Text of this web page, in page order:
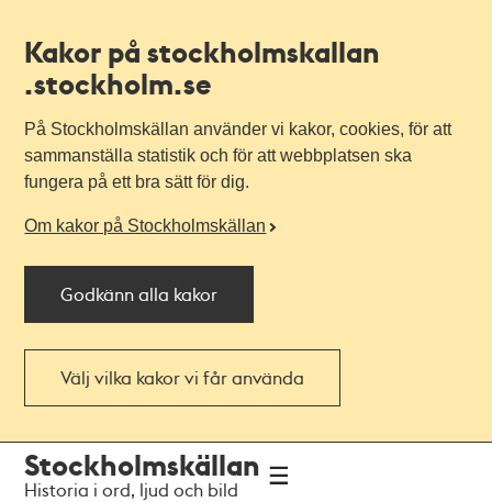
Kakor på stockholmskallan
.stockholm.se
På Stockholmskällan använder vi kakor, cookies, för att
sammanställa statistik och för att webbplatsen ska
fungera på ett bra sätt för dig.
Om kakor på Stockholmskällan
Godkänn alla kakor
Välj vilka kakor vi får använda
navigationen
huvudinnehållet
Stockholmskällan
Historia i ord, ljud och bild